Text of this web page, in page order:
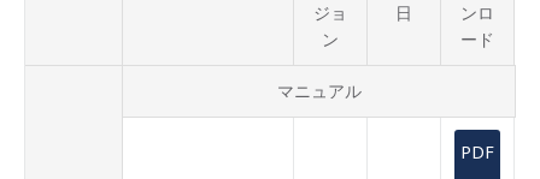
ジョ
ン
日
ンロ
ード
マニュアル
PDF